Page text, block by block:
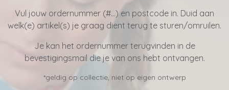
Vul jouw ordernummer (#...) en postcode in. Duid aan
welk(e) artikel(s) je graag dient terug te sturen/omruilen.
Je kan het ordernummer terugvinden in de
bevestigingsmail die je van ons hebt ontvangen.
*geldig op collectie, niet op eigen ontwerp